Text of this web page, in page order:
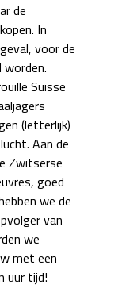
de
In
voor de
Suisse
(letterlijk)
Aan de
Zwitserse
goed
we de
van
we
met een
uur tijd!